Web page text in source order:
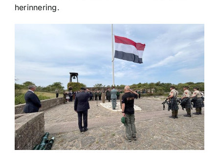
herinnering.